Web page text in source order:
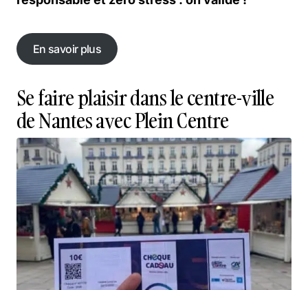
En savoir plus
En savoir plus
Se faire plaisir dans le centre-ville
de Nantes avec Plein Centre